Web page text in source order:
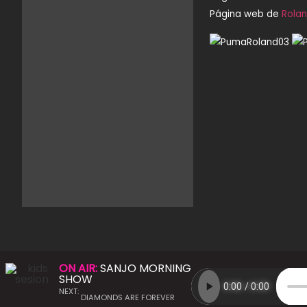
Página web de
ON AIR:SANJO MORNING
SHOW
NEXT:
DIAMONDS ARE FOREVER